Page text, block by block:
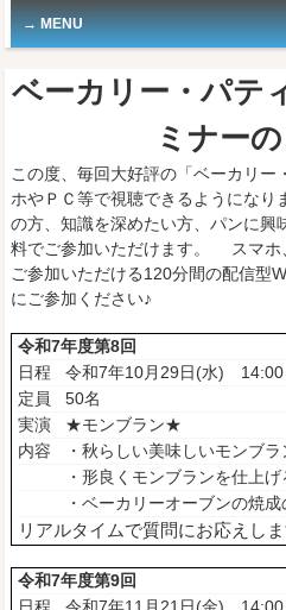
MENU
ベーカリー・パ
ミナー
この度、毎回大好評の「ベーカリー
ホやＰＣ等で視聴できるようになり
の方、知識を深めたい方、パンに興
料でご参加いただけます。 スマホ
ご参加いただける120分間の配信型
にご参加ください♪
令和7年度第8回
日程
令和7年10月29日(水) 14:00
定員
50名
実演
★モンブラン★
内容
・秋らしい美味しいモンブ
・形良くモンブランを仕上げ
・ベーカリーオーブンの焼成
リアルタイムで質問にお応えしま
令和7年度第9回